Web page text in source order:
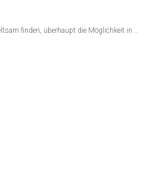
finden, überhaupt die Möglichkeit in …